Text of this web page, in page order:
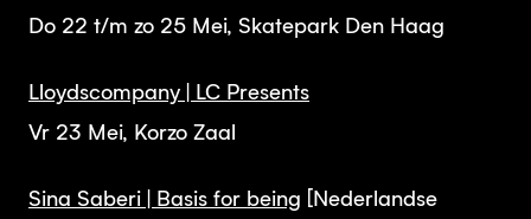
Do 22 t/m zo 25 Mei, Skatepark Den Haag
Lloydscompany | LC Presents
Vr 23 Mei, Korzo Zaal
Sina Saberi | Basis for being [Nederlandse